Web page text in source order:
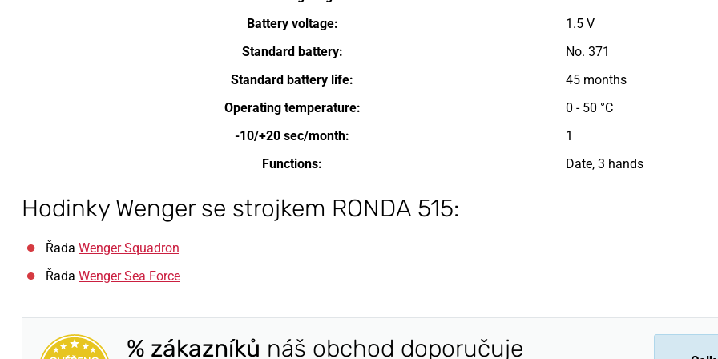
Battery voltage:
1.5 V
Standard battery:
No. 371
Standard battery life:
45 months
Operating temperature:
0 - 50 °C
-10/+20 sec/month:
1
Functions:
Date, 3 hands
Hodinky Wenger se strojkem RONDA 515:
Řada Wenger Squadron
Řada Wenger Sea Force
% zákazníků náš obchod doporučuje